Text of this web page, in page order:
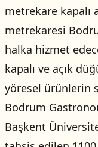
metrekare kapalı
metrekaresi
halka hizmet
kapalı ve açık
yöresel ürünlerin
Bodrum
Başkent